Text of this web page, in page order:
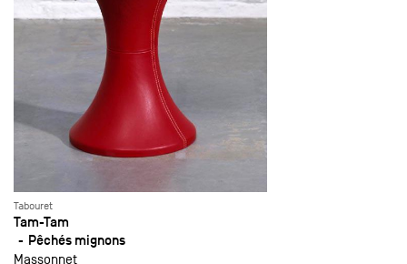
Tabouret
Tam-Tam
Pêchés mignons
Massonnet